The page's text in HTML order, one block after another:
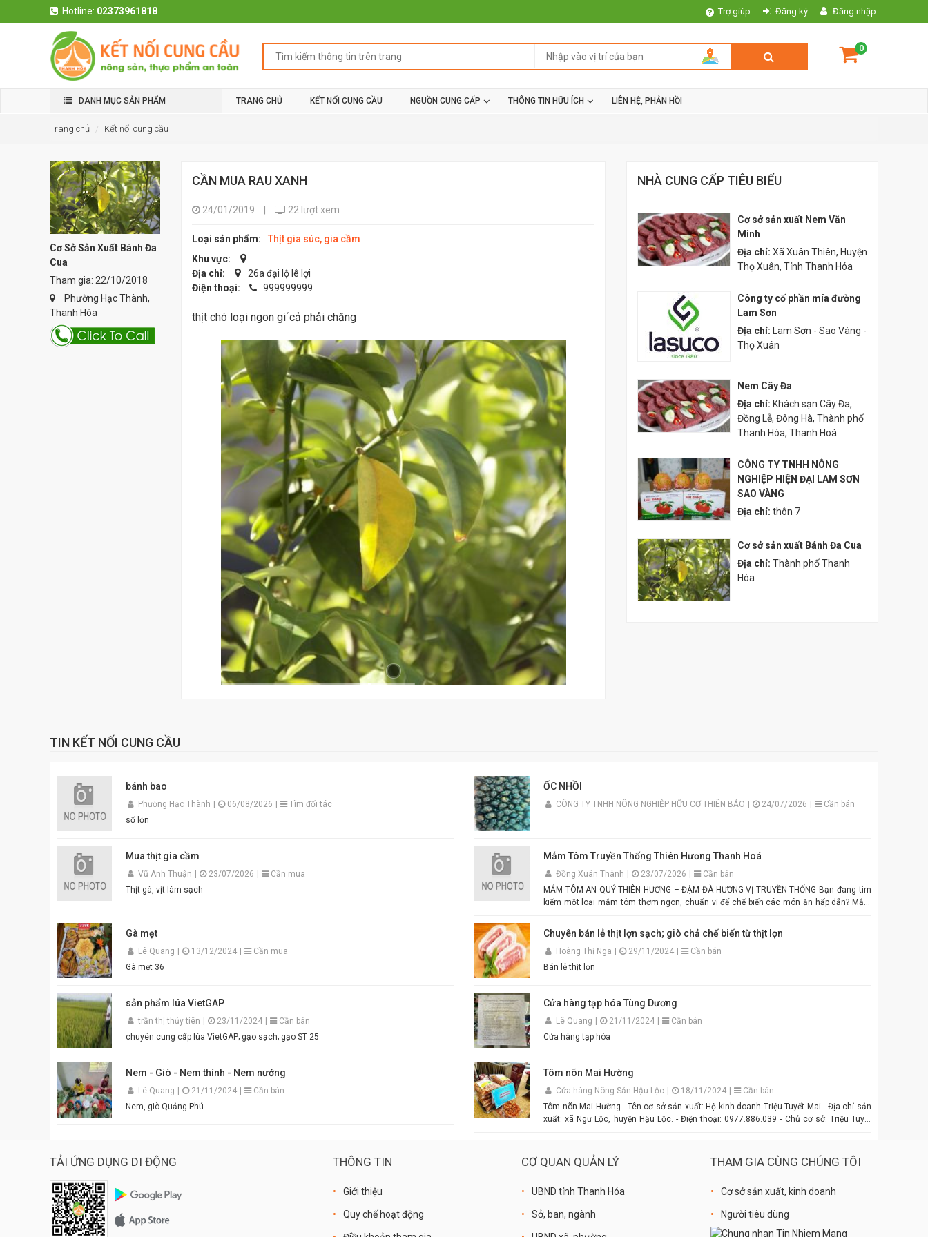
Hotline: 02373961818 Trợ giúp Đăng ký Đăng nhập
0
DANH MỤC SẢN PHẨM TRANG CHỦ KẾT NỐI CUNG CẦU NGUỒN CUNG CẤP THÔNG TIN HỮU ÍCH LIÊN HỆ, PHẢN HỒI
Trang chủ Kết nối cung cầu
Cơ Sở Sản Xuất Bánh Đa
Cua
Tham gia: 22/10/2018
Phường Hạc Thành,
Thanh Hóa
CẦN MUA RAU XANH
24/01/2019 22 lượt xem
Loại sản phẩm:
Thịt gia súc, gia cầm
Khu vực:
Địa chỉ:
26a đại lộ lê lợi
Điện thoại:
999999999
thịt chó loại ngon gi´cả phải chăng
NHÀ CUNG CẤP TIÊU BIỂU
Cơ sở sản xuất Nem Văn
Minh
Địa chỉ: Xã Xuân Thiên, Huyện
Thọ Xuân, Tỉnh Thanh Hóa
Công ty cố phần mía đường
Lam Sơn
Địa chỉ:
Lam Sơn - Sao Vàng -
Thọ Xuân
Nem Cây Đa
Địa chỉ: Khách sạn Cây Đa,
Đồng Lễ, Đông Hà, Thành phố
Thanh Hóa, Thanh Hoá
CÔNG TY TNHH NÔNG
NGHIỆP HIỆN ĐẠI LAM SƠN
SAO VÀNG
Địa chỉ: thôn 7
Cơ sở sản xuất Bánh Đa Cua
Địa chỉ: Thành phố Thanh
Hóa
TIN KẾT NỐI CUNG CẦU
bánh bao
Phường Hạc Thành 06/08/2026
Tìm đối tác
số lớn
ỐC NHỒI
CÔNG TY TNHH NÔNG NGHIỆP HỮU CƠ THIÊN BẢO 24/07/2026 Cần bán
Mua thịt gia cầm
Vũ Anh Thuận 23/07/2026
Cần mua
Thịt gà, vịt làm sạch
Mắm Tôm Truyền Thống Thiên Hương Thanh Hoá
Đồng Xuân Thành 23/07/2026
Cần bán
MẮM TÔM AN QUÝ THIÊN HƯƠNG – ĐẬM ĐÀ HƯƠNG VỊ TRUYỀN THỐNG Bạn đang tìm
kiếm một loại mắm tôm thơm ngon, chuẩn vị để chế biến các món ăn hấp dẫn? Mắm
xuất từ tôm tươi tuyển chọn theo quy trình lên men truyền thống. Màu tím đặc trưng,
hương thơm tự nhiên, vị đậm đà hài hòa. Thích hợp để pha chấm bún đậu mắm tôm,
thịt luộc, lòng dồi, hoặc làm gia vị cho các món xào, nấu. Đóng gói tiện lợi, đảm bảo vệ
sinh an toàn thực phẩm. Điểm nổi bật của Mắm Tôm An Quý Thiên Hương: Hương vị
chanh, ớt và đánh bông là bạn đã có ngay bát mắm tôm thơm ngon khó cưỡng cho
nhanh toàn quốc. Đặt mua ngay hôm nay để thưởng thức hương vị mắm tôm đậm đà,
chuẩn vị quê hương cùng An Quý Thiên Hương! #MamTomAnQuyThienHuong
Gà mẹt
Lê Quang 13/12/2024
Cần mua
Gà mẹt 36
Chuyên bán lẻ thịt lợn sạch; giò chả chế biến từ thịt lợn
Hoàng Thị Nga 29/11/2024
Cần bán
Bán lẻ thịt lợn
sản phẩm lúa VietGAP
trần thị thủy tiên 23/11/2024
Cần bán
chuyên cung cấp lúa VietGAP; gạo sạch; gạo ST 25
Cửa hàng tạp hóa Tùng Dương
Lê Quang 21/11/2024
Cần bán
Cửa hàng tạp hóa
Nem - Giò - Nem thính - Nem nướng
Lê Quang 21/11/2024
Cần bán
Nem, giò Quảng Phú
Tôm nõn Mai Hường
Cửa hàng Nông Sản Hậu Lộc 18/11/2024
Cần bán
Tôm nõn Mai Hường - Tên cơ sở sản xuất: Hộ kinh doanh Triệu Tuyết Mai - Địa chỉ sản
xuất: xã Ngư Lộc, huyện Hậu Lộc. - Điện thoại: 0977.886.039 - Chủ cơ sở: Triệu Tuyết
TẢI ỨNG DỤNG DI ĐỘNG THÔNG TIN
Giới thiệu
Quy chế hoạt động
CƠ QUAN QUẢN LÝ
UBND tỉnh Thanh Hóa
Sở, ban, ngành
THAM GIA CÙNG CHÚNG TÔI
Cơ sở sản xuất, kinh doanh
Người tiêu dùng